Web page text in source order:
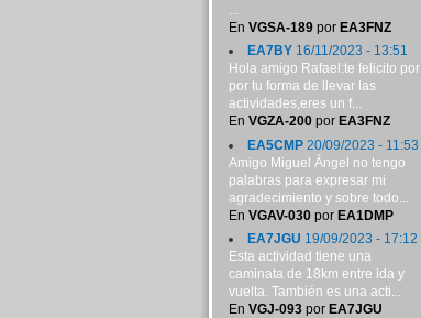
...
En VGSA-189por EA3FNZ
EA7BY16/11/2023 - 13:51
Hola amigo Rafael:te felicito por
por tu forma de llevar las
actividades,eres un f...
En VGZA-200por EA3FNZ
EA5CMP20/09/2023 - 11:53
Amigo Miguel Ángel no tengo
palabras para expresar mi
agradecimiento y sobre todo...
En VGAV-030por EA1DMP
EA7JGU 19/09/2023 - 17:12
Esta actividad tiene una
caminata de 18km entre ida y
vuelta. También es una acti...
En VGJ-093por EA7JGU